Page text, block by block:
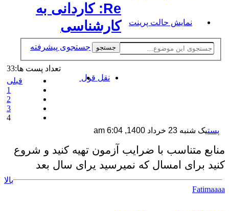
نمایش حالت پرینت
جستجو جستجوی پیشرفته
تعداد پست ها:33
قبلی
1
2
3
4
Re: کاردانی به
کارشناسی
نقل قول
پستیک شنبه 23 خرداد 1400, 6:04 am
منابع متناسب با ضرایب آزمون تهیه کنید و شروع
کنید برای امسال که نمیرسید یرای سال بعد
بالا
Fatimaaaa